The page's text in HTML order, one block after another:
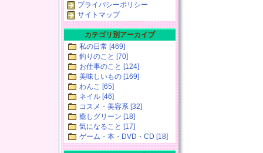
プライバシーポリシー
サイトマップ
カテゴリ別アーカイブ
私の日常 [469]
釣りのこと [70]
お仕事のこと [124]
美味しいもの [169]
わんこ [65]
ネイル [46]
コスメ・美容系 [32]
癒しグリーン [18]
気になること [17]
ゲーム・本・DVD・CD [18]